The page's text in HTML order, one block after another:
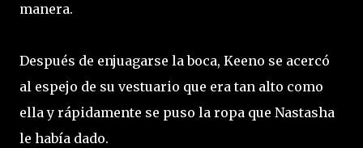
manera.
Después de enjuagarse la boca, Keeno se acercó
al espejo de su vestuario que era tan alto como
ella y rápidamente se puso la ropa que Nastasha
le había dado.